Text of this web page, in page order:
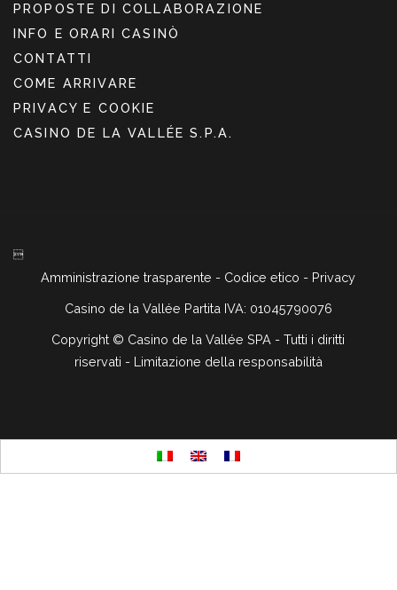
PROPOSTE DI COLLABORAZIONE
INFO E ORARI CASINÒ
CONTATTI
COME ARRIVARE
PRIVACY E COOKIE
CASINO DE LA VALLÉE S.P.A.

Amministrazione trasparente - Codice etico - Privacy
Casino de la Vallée Partita IVA: 01045790076
Copyright © Casino de la Vallée SPA - Tutti i diritti
riservati - Limitazione della responsabilità